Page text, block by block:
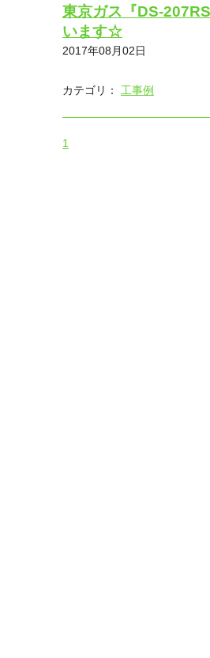
東京ガス『DS-
います☆
2017年08月02日
カテゴリ： 工事例
1